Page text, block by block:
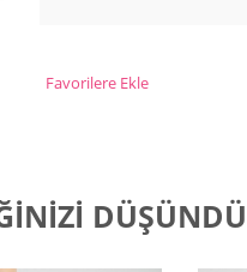
Favorilere Ekle